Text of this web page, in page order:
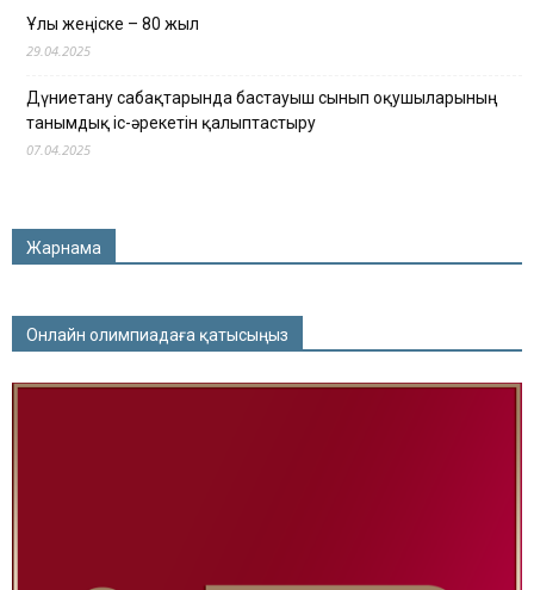
Ұлы жеңіске – 80 жыл
29.04.2025
Дүниетану сабақтарында бастауыш сынып оқушыларының
танымдық іс-әрекетін қалыптастыру
07.04.2025
Жарнама
Онлайн олимпиадаға қатысыңыз